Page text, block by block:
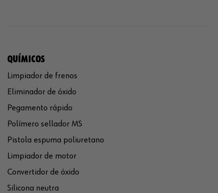
QUÍMICOS
Limpiador de frenos
Eliminador de óxido
Pegamento rápido
Polímero sellador MS
Pistola espuma poliuretano
Limpiador de motor
Convertidor de óxido
Silicona neutra